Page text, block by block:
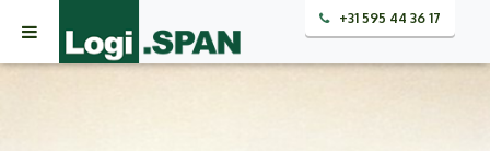
+31 595 44 36 17